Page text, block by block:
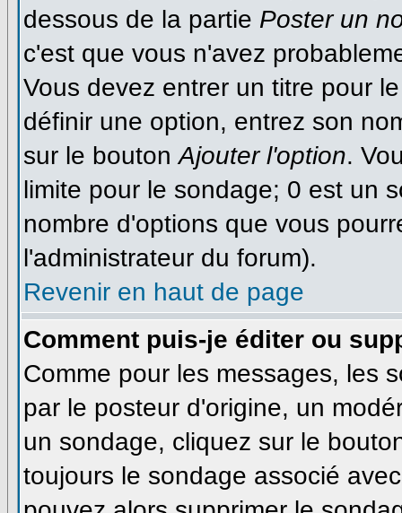
dessous de la partie Poster un
c'est que vous n'avez
Vous devez entrer un titre pour
définir une option, entrez son
sur le boutonAjouter l'option.
limite pour le sondage; 0 est un
nombre d'options que vous
l'administrateur du forum).
Revenir en haut de page
Comment puis-je éditer ou
Comme pour les messages, les
par le posteur d'origine, un
un sondage, cliquez sur le
toujours le sondage associé